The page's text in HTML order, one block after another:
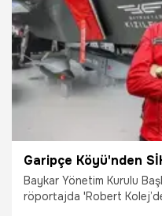
8.02.2026 Bursa
Baykar Yönetim Kurulu
röportajda 'Robert